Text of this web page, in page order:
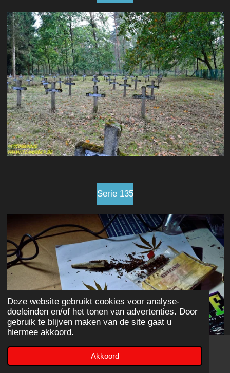
Deze website gebruikt cookies voor analyse-
doeleinden en/of het tonen van advertenties. Door
gebruik te blijven maken van de site gaat u
hiermee akkoord.
Akkoord
Serie 135
E-mailadres